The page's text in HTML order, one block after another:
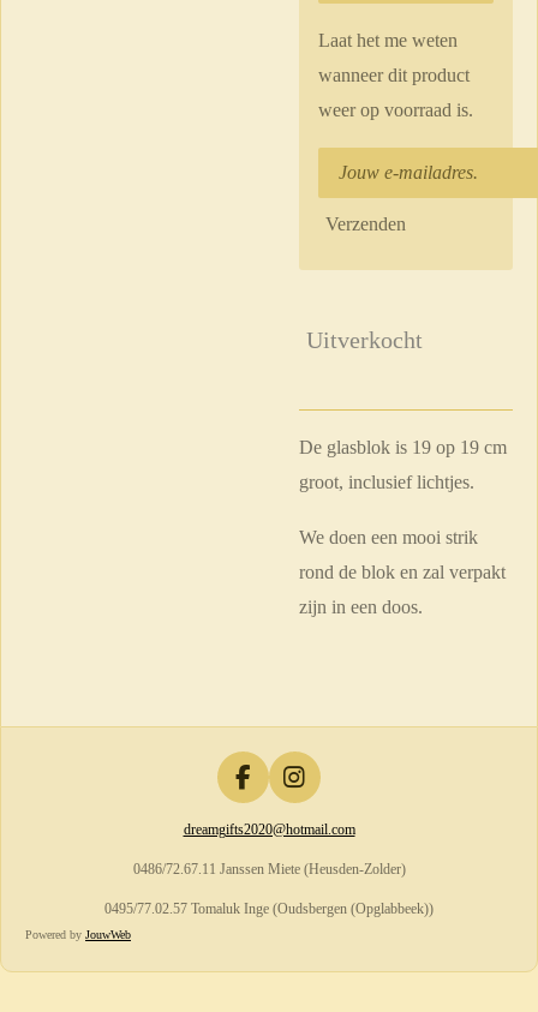
Laat het me weten
wanneer dit product
weer op voorraad is.
Verzenden
Uitverkocht
De glasblok is 19 op 19 cm
groot, inclusief lichtjes.
We doen een mooi strik
rond de blok en zal verpakt
zijn in een doos.
F
a
c
b
o
I
n
s
a
g
m
dreamgifts2020@hotmail.com
0486/72.67.11 Janssen Miete (Heusden-Zolder)
0495/77.02.57 Tomaluk Inge (Oudsbergen (Opglabbeek))
Powered by JouwWeb